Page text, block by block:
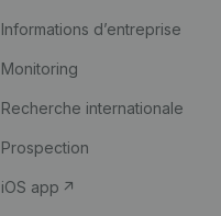
Informations d’entreprise
Monitoring
Recherche internationale
Prospection
iOS app